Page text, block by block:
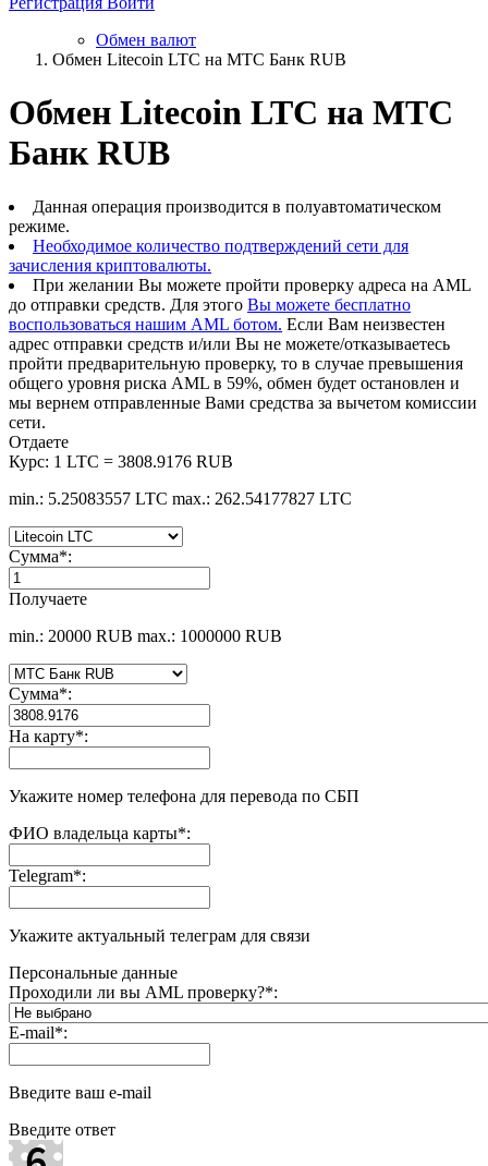
Обмен валют
Обмен Litecoin LTC на МТС Банк RUB
Обмен Litecoin LTC на МТС
Банк RUB
Данная операция производится в полуавтоматическом
режиме.
Необходимое количество подтверждений сети для
зачисления криптовалюты.
При желании Вы можете пройти проверку адреса на AML
до отправки средств. Для этого Вы можете бесплатно
воспользоваться нашим AML ботом. Если Вам неизвестен
адрес отправки средств и/или Вы не можете/отказываетесь
пройти предварительную проверку, то в случае превышения
общего уровня риска AML в 59%, обмен будет остановлен и
мы вернем отправленные Вами средства за вычетом комиссии
сети.
Отдаете
Курс: 1 LTC = 3808.9176 RUB
min.: 5.25083557 LTC max.: 262.54177827 LTC
Сумма*:
Получаете
min.: 20000 RUB max.: 1000000 RUB
Сумма*:
На карту*:
Укажите номер телефона для перевода по СБП
ФИО владельца карты*:
Telegram*:
Укажите актуальный телеграм для связи
Персональные данные
Проходили ли вы AML проверку?*:
E-mail*:
Введите ваш e-mail
Введите ответ